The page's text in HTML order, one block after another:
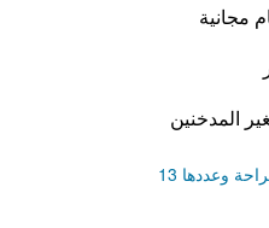
مجانية
المدخنين
وعددها 13